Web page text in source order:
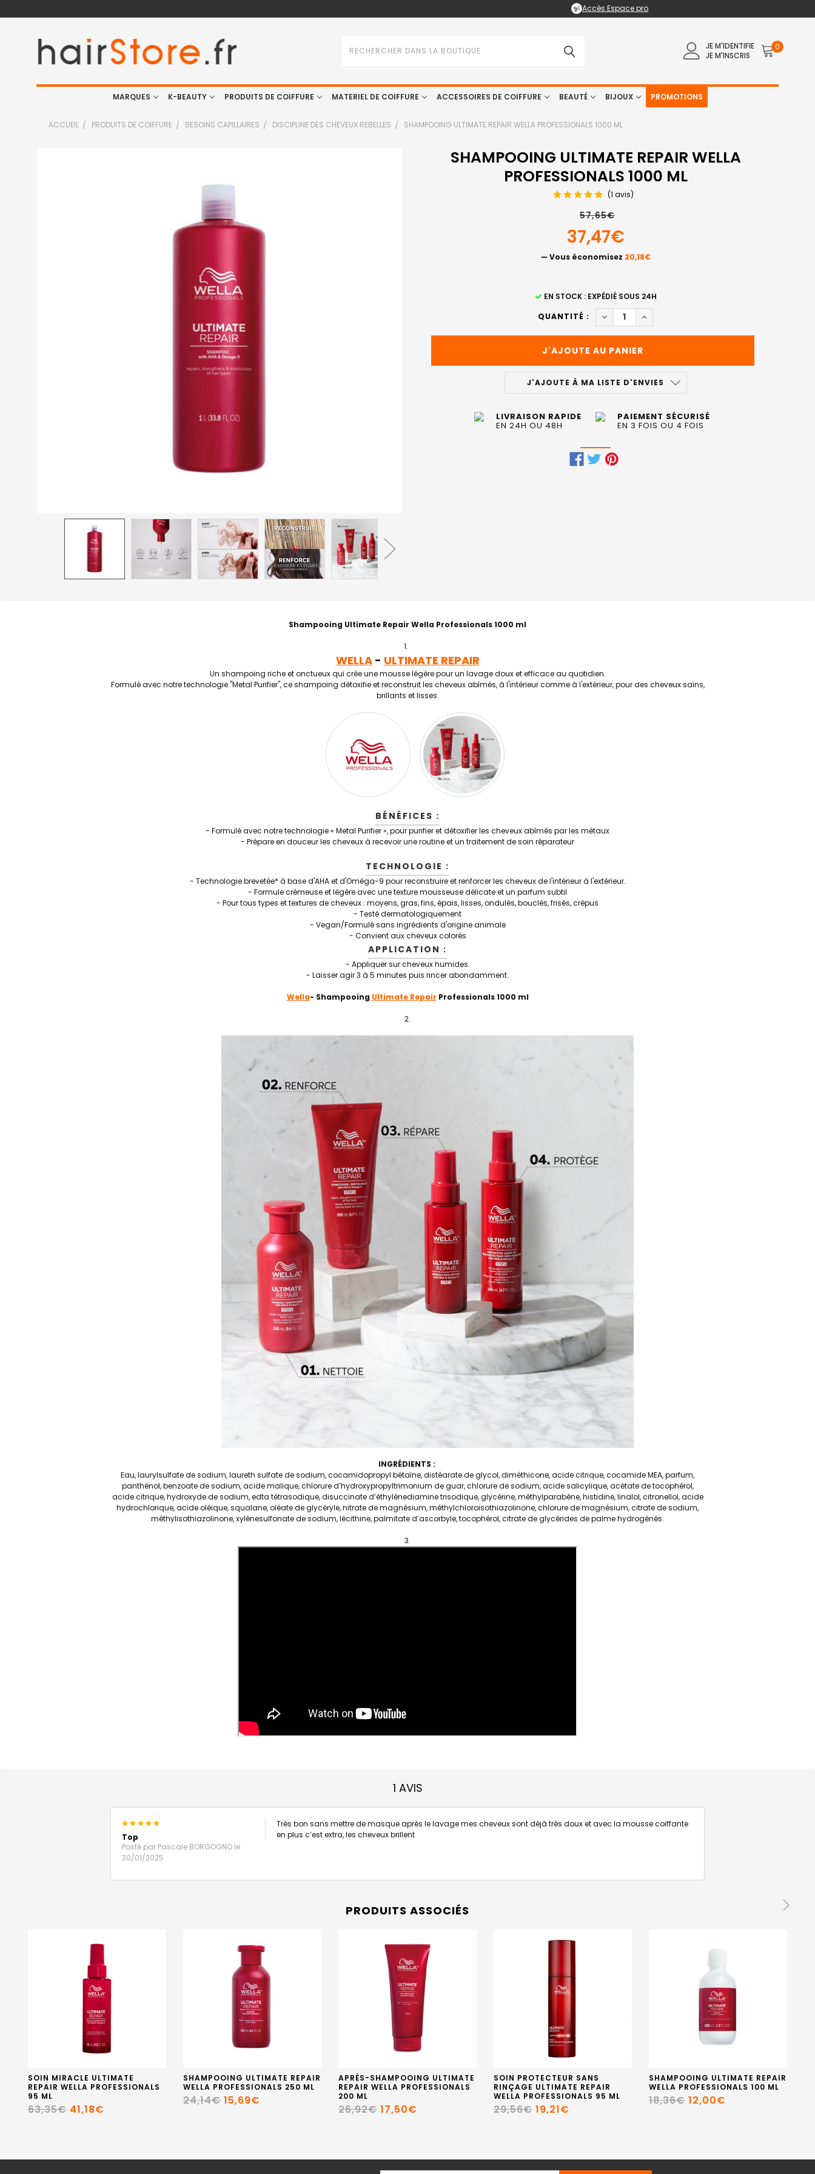
Accès Espace pro
JE M'IDENTIFIE
JE M'INSCRIS
0
MARQUES K-BEAUTY PRODUITS DE COIFFURE MATERIEL DE COIFFURE ACCESSOIRES DE COIFFURE BEAUTÉ BIJOUX PROMOTIONS
ACCUEIL PRODUITS DE COIFFURE BESOINS CAPILLAIRES DISCIPLINE DES CHEVEUX REBELLES SHAMPOOING ULTIMATE REPAIR WELLA PROFESSIONALS 1000 ML
SHAMPOOING ULTIMATE REPAIR WELLA
PROFESSIONALS 1000 ML
(1 avis)
57,65€
37,47€
— Vous économisez 20,18€
EN STOCK : EXPÉDIÉ SOUS 24H
QUANTITÉ :
DIMINUER LA QUANTITÉ DE SHAMPOOING
AUGMENTER LA QUANTITÉ DE
J'AJOUTE À MA LISTE D'ENVIES
LIVRAISON RAPIDE
EN 24H OU 48H
PAIEMENT SÉCURISÉ
EN 3 FOIS OU 4 FOIS
Shampooing Ultimate Repair Wella Professionals 1000 ml
WELLA- ULTIMATE REPAIR
Un shampoing riche et onctueux qui crée une mousse légère pour un lavage doux et efficace au quotidien.
Formulé avec notre technologie "Metal Purifier", ce shampoing détoxifie et reconstruit les cheveux abîmés, à l'intérieur comme à l'extérieur, pour des cheveux sains,
brillants et lisses.
BÉNÉFICES :
- Formulé avec notre technologie « Metal Purifier », pour purifier et détoxifier les cheveux abîmés par les métaux
- Prépare en douceur les cheveux à recevoir une routine et un traitement de soin réparateur
TECHNOLOGIE :
- Technologie brevetée* à base d'AHA et d'Oméga-9 pour reconstruire et renforcer les cheveux de l'intérieur à l'extérieur.
- Formule crémeuse et légère avec une texture mousseuse délicate et un parfum subtil
- Pour tous types et textures de cheveux : moyens, gras, fins, épais, lisses, ondulés, bouclés, frisés, crépus
- Testé dermatologiquement
- Vegan/Formulé sans ingrédients d'origine animale
- Convient aux cheveux colorés
APPLICATION :
- Appliquer sur cheveux humides.
- Laisser agir 3 à 5 minutes puis rincer abondamment.
Wella- Shampooing Ultimate Repair Professionals 1000 ml
INGRÉDIENTS :
Eau, laurylsulfate de sodium, laureth sulfate de sodium, cocamidopropyl bétaïne, distéarate de glycol, diméthicone, acide citrique, cocamide MEA, parfum,
panthénol, benzoate de sodium, acide malique, chlorure d’hydroxypropyltrimonium de guar, chlorure de sodium, acide salicylique, acétate de tocophérol,
acide citrique, hydroxyde de sodium, edta tétrasodique, disuccinate d’éthylènediamine trisodique, glycérine, méthylparabène, histidine, linalol, citronellol, acide
hydrochlorique, acide oléique, squalane, oléate de glycéryle, nitrate de magnésium, méthylchloroisothiazolinone, chlorure de magnésium, citrate de sodium,
méthylisothiazolinone, xylènesulfonate de sodium, lécithine, palmitate d’ascorbyle, tocophérol, citrate de glycérides de palme hydrogénés.
1 AVIS
5
Top
Posté par Pascale BORGOGNO le
30/01/2025
Très bon sans mettre de masque après le lavage mes cheveux sont déjà très doux et avec la mousse coiffante
en plus c’est extra, les cheveux brillent
PRODUITS ASSOCIÉS
SOIN MIRACLE ULTIMATE
REPAIR WELLA PROFESSIONALS
95 ML
63,35€ 41,18€
SHAMPOOING ULTIMATE REPAIR
WELLA PROFESSIONALS 250 ML
24,14€ 15,69€
APRÈS-SHAMPOOING ULTIMATE
REPAIR WELLA PROFESSIONALS
200 ML
26,92€ 17,50€
SOIN PROTECTEUR SANS
RINÇAGE ULTIMATE REPAIR
WELLA PROFESSIONALS 95 ML
29,56€ 19,21€
SHAMPOOING ULTIMATE REPAIR
WELLA PROFESSIONALS 100 ML
18,36€ 12,00€